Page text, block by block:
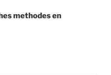
methodes en